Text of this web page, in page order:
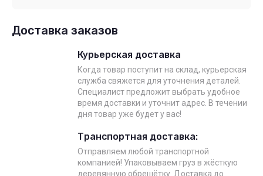
Доставка заказов
Курьерская доставка
Когда товар поступит на склад, курьерская
служба свяжется для уточнения деталей.
Специалист предложит выбрать удобное
время доставки и уточнит адрес. В течении
дня товар уже будет у вас!
Транспортная доставка:
Отправляем любой транспортной
компанией! Упаковываем груз в жёсткую
деревянную обрешётку. Доставка до